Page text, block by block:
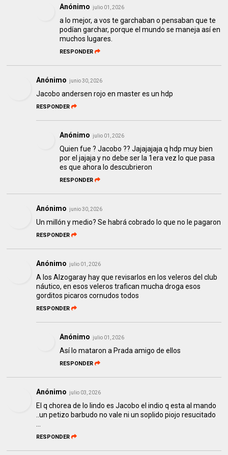
Anónimo julio 01, 2026
a lo mejor, a vos te garchaban o pensaban que te
podían garchar, porque el mundo se maneja así en
muchos lugares.
RESPONDER
Anónimo junio 30, 2026
Jacobo andersen rojo en master es un hdp
RESPONDER
Anónimo julio 01, 2026
Quien fue ? Jacobo ?? Jajajajaja q hdp muy bien
por el jajaja y no debe ser la 1era vez lo que pasa
es que ahora lo descubrieron
RESPONDER
Anónimo junio 30, 2026
Un millón y medio? Se habrá cobrado lo que no le pagaron
RESPONDER
Anónimo julio 01, 2026
A los Alzogaray hay que revisarlos en los veleros del club
náutico, en esos veleros trafican mucha droga esos
gorditos picaros cornudos todos
RESPONDER
Anónimo julio 01, 2026
Así lo mataron a Prada amigo de ellos
RESPONDER
Anónimo julio 03, 2026
El q chorea de lo lindo es Jacobo el indio q esta al mando
..un petizo barbudo no vale ni un soplido piojo resucitado
...
RESPONDER